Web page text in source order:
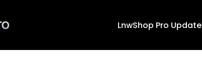
LnwShop Pro Update